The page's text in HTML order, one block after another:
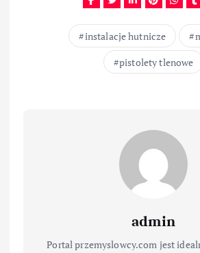
instalacje hutnicze
pistolety tlenowe
admin
Portal przemyslowcy.com jest